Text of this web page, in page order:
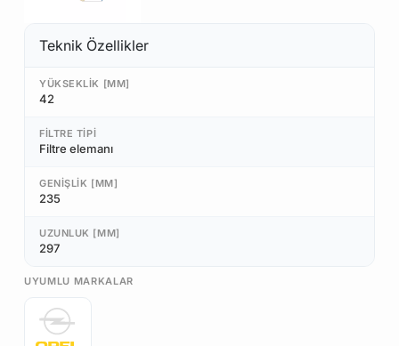
Teknik Özellikler
YÜKSEKLIK [MM]
42
FILTRE TIPI
Filtre elemanı
GENIŞLIK [MM]
235
UZUNLUK [MM]
297
UYUMLU MARKALAR